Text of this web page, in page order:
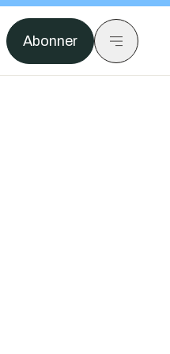
Abonner